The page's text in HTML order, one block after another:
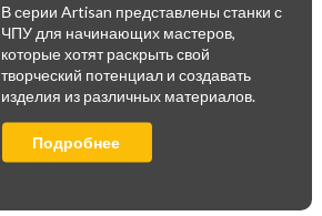
В серии Artisan представлены станки с
ЧПУ для начинающих мастеров,
которые хотят раскрыть свой
творческий потенциал и создавать
изделия из различных материалов.
Подробнее